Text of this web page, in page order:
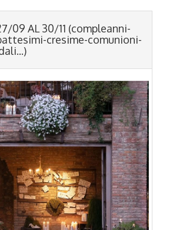
09 AL 30/11 (compleanni-
cresime-comunioni-